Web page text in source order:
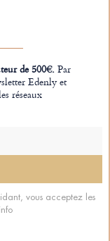
de 500€.Par
Edenly et
réseaux
vous acceptez les